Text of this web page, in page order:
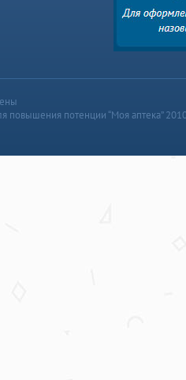
повышения потенции “Моя аптека”